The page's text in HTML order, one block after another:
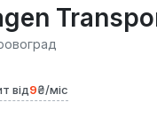
від9₴/міс